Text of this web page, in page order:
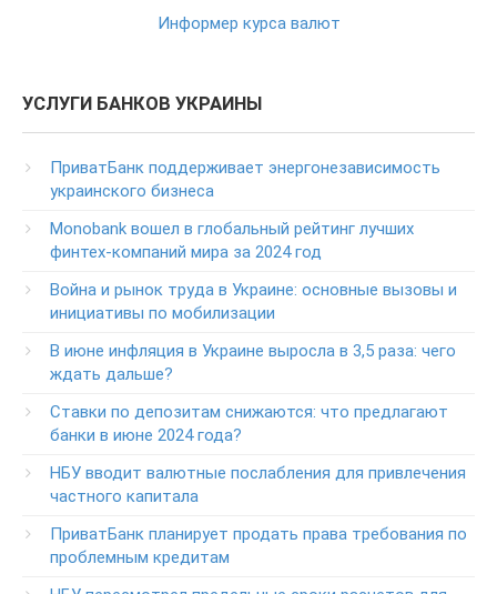
Круглосуточный телефон поддержки клиентов
+38-056-716-11-31
клиентов ПриватБанка
Колл центр: 3700
Круглосуточный телефон поддержки VIP­-клиентов
ПриватБанка
+38-056-716-12-12
+38-073-900-00-02
Круглосуточный телефон поддержки владельцев карт
класса GOLD
0-800-504-707
Круглосуточный телефон поддержки обслуживания
0-800-500-030
Информер курса валют
УСЛУГИ БАНКОВ УКРАИНЫ
ПриватБанк поддерживает энергонезависимость
украинского бизнеса
Monobank вошел в глобальный рейтинг лучших
финтех-компаний мира за 2024 год
Война и рынок труда в Украине: основные вызовы и
инициативы по мобилизации
В июне инфляция в Украине выросла в 3,5 раза: чего
ждать дальше?
Ставки по депозитам снижаются: что предлагают
банки в июне 2024 года?
НБУ вводит валютные послабления для привлечения
частного капитала
ПриватБанк планирует продать права требования по
проблемным кредитам